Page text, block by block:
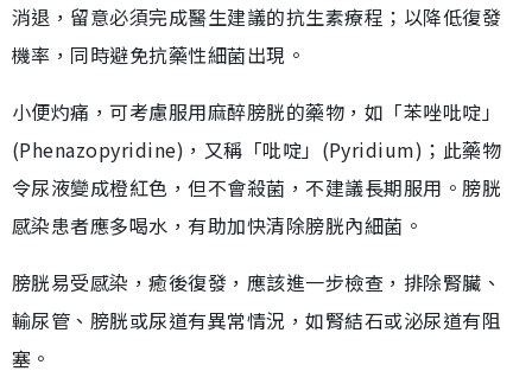
消退，留意必須完成醫生建議的抗生素療程；以降低復發
機率，同時避免抗藥性細菌出現。
小便灼痛，可考慮服用麻醉膀胱的藥物，如「苯唑吡啶」
(Phenazopyridine)，又稱「吡啶」(Pyridium)；此藥物
令尿液變成橙紅色，但不會殺菌，不建議長期服用。膀胱
感染患者應多喝水，有助加快清除膀胱內細菌。
膀胱易受感染，癒後復發，應該進一步檢查，排除腎臟、
輸尿管、膀胱或尿道有異常情況，如腎結石或泌尿道有阻
塞。